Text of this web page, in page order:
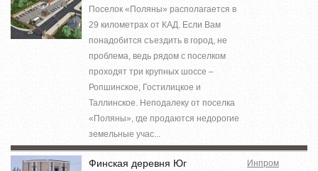
Поселок «Поляны» располагается в
29 километрах от КАД. Если Вам
понадобится съездить в город, не
проблема, ведь рядом с поселком
проходят три крупных шоссе –
Ропшинское, Гостилицкое и
Таллинское. Неподалеку от поселка
«Поляны», где продаются недорогие
земельные учас...
Финская деревня Юг Инпром